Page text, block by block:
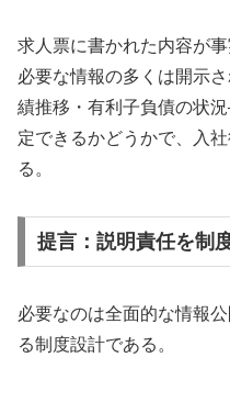
求人票に書かれた内容が
必要な情報の多くは開示
績推移・有利子負債の状
定できるかどうかで、入
る。
提言：説明責任を制
必要なのは全面的な情報
る制度設計である。